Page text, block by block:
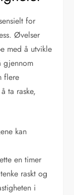
for
Øvelser
med å utvikle
gjennom
flere
ta raske,
kan
en timer
raskt og
i